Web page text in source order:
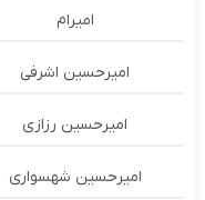
امیرام
امیرحسین اشرفی
امیرحسین رزازی
امیرحسین شهسواری